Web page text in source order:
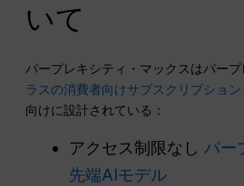
いて
パープレキシティ・マックスはパー
ラスの消費者向けサブスクリプション
向けに設計されている：
アクセス制限なしパー
先端AIモデル